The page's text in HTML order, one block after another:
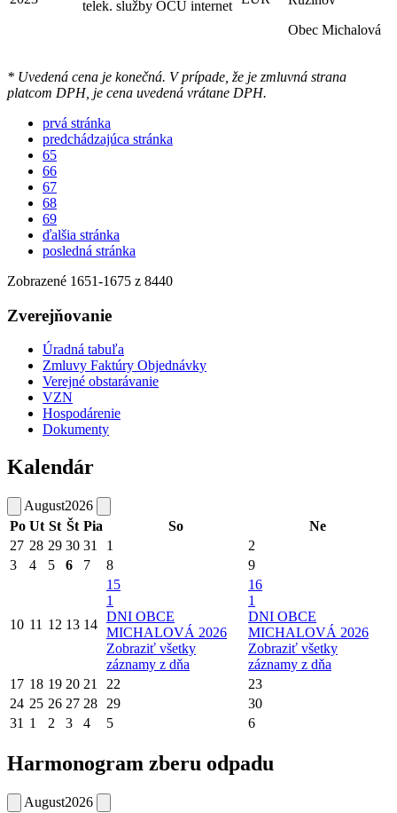
telek. služby OCU internet
Obec Michalová
* Uvedená cena je konečná. V prípade, že je zmluvná strana
platcom DPH, je cena uvedená vrátane DPH.
prvá stránka
predchádzajúca stránka
65
66
67
68
69
ďalšia stránka
posledná stránka
Zobrazené 1651-1675 z 8440
Zverejňovanie
Úradná tabuľa
Zmluvy Faktúry Objednávky
Verejné obstarávanie
VZN
Hospodárenie
Dokumenty
Kalendár
August2026
Po Ut St Št Pia So
Ne
27 28 29 30 31 1
2
3
4 5 6 7 8 9
10 11 12 13 14
15
1
DNI OBCE
MICHALOVÁ 2026
Zobraziť všetky
záznamy z dňa
16
1
DNI OBCE
MICHALOVÁ 2026
Zobraziť všetky
záznamy z dňa
17 18 19 20 21 22
23
24 25 26 27 28 29
30
31 1 2 3 4 5 6
Harmonogram zberu odpadu
August2026